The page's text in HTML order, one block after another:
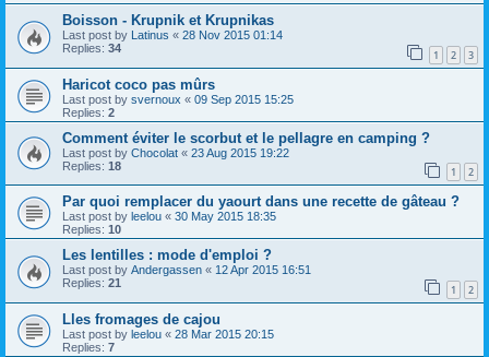
Boisson - Krupnik et Krupnikas
Last post by Latinus « 28 Nov 2015 01:14
Replies: 34 1 2 3
Haricot coco pas mûrs
Last post by svernoux « 09 Sep 2015 15:25
Replies: 2
Comment éviter le scorbut et le pellagre en camping ?
Last post by Chocolat « 23 Aug 2015 19:22
Replies: 18 1 2
Par quoi remplacer du yaourt dans une recette de gâteau ?
Last post by leelou « 30 May 2015 18:35
Replies: 10
Les lentilles : mode d'emploi ?
Last post by Andergassen « 12 Apr 2015 16:51
Replies: 21 1 2
Lles fromages de cajou
Last post by leelou « 28 Mar 2015 20:15
Replies: 7